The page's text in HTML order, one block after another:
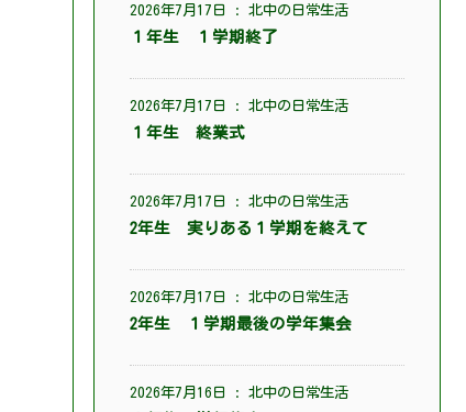
2026年7月17日 : 北中の日常生活
１年生 １学期終了
2026年7月17日 : 北中の日常生活
１年生 終業式
2026年7月17日 : 北中の日常生活
2年生 実りある１学期を終えて
2026年7月17日 : 北中の日常生活
2年生 １学期最後の学年集会
2026年7月16日 : 北中の日常生活